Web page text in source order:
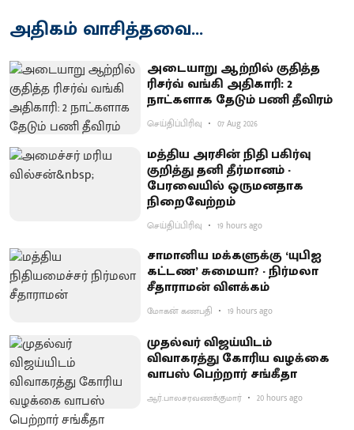
அதிகம் வாசித்தவை...
அடையாறு ஆற்றில் குதித்த
ரிசர்வ் வங்கி அதிகாரி: 2
நாட்களாக தேடும் பணி தீவிரம்
செய்திப்பிரிவு 07 Aug 2026
மத்திய அரசின் நிதி பகிர்வு
குறித்து தனி தீர்மானம் -
பேரவையில் ஒருமனதாக
நிறைவேற்றம்
செய்திப்பிரிவு 19 hours ago
சாமானிய மக்களுக்கு ‘யுபிஐ
கட்டண’ சுமையா? - நிர்மலா
சீதாராமன் விளக்கம்
மோகன் கணபதி 19 hours ago
முதல்வர் விஜய்யிடம்
விவாகரத்து கோரிய வழக்கை
வாபஸ் பெற்றார் சங்கீதா
ஆர்.பாலசரவணக்குமார் 20 hours ago